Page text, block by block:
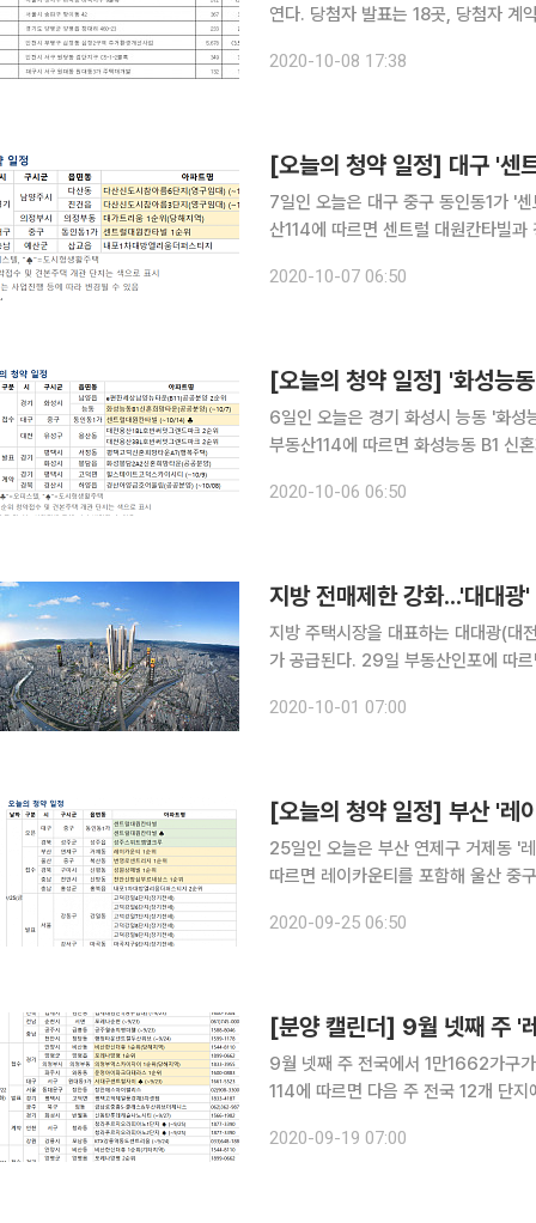
연다. 당첨자 발표는 18곳, 당첨자 계약은 18곳이다. 8일 부동산 리서
파크 14단지(국민임대) △마곡지구 9
2020-10-08 17:38
[오늘의 청약 일정] 대구 '센
7일인 오늘은 대구 중구 동인동1가 '센트럴 대
산114에 따르면 센트럴 대원칸타빌
를 모집한다. 충남 예산군 삽교
2020-10-07 06:50
[오늘의 청약 일정] '화성능
6일인 오늘은 경기 화성시 능동 '화성능동
부동산114에 따르면 화성능동 B1 신
2020-10-06 06:50
지방 전매제한 강화...'대대광
지방 주택시장을 대표하는 대대광(대
가 공급된다. 29일 부동산인포에 따르면 올해 말까지 대대광 지역에는 21개 단지 1만3000여 가구
2020-10-01 07:00
[오늘의 청약 일정] 부산 '레
25일인 오늘은 부산 연제구 거제동 '레이카운티' 등이
따르면 레이카운티를 포함해 울산 중
럴 대원칸타빌'과 경북 성주군 성주읍
2020-09-25 06:50
[분양 캘린더] 9월 넷째 주 '
9월 넷째 주 전국에서 1만1662가구가 분양 시장에 나온다.
114에 따르면 다음 주 전국 12개 단
2020-09-19 07:00